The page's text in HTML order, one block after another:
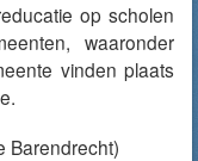
op scholen
waaronder
vinden plaats
Barendrecht)